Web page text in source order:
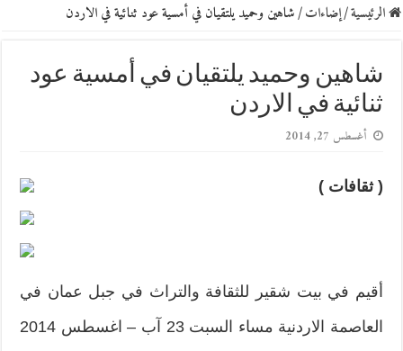
الرئيسية/إضاءات/شاهين وحميد يلتقيان في أمسية عود ثنائية في الاردن
شاهين وحميد يلتقيان في أمسية عود
ثنائية في الاردن
أغسطس 27, 2014
( ثقافات )
أقيم في بيت شقير للثقافة والتراث في جبل عمان في
العاصمة الاردنية مساء السبت 23 آب – اغسطس 2014